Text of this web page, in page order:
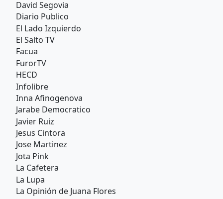
David Segovia
Diario Publico
El Lado Izquierdo
El Salto TV
Facua
FurorTV
HECD
Infolibre
Inna Afinogenova
Jarabe Democratico
Javier Ruiz
Jesus Cintora
Jose Martinez
Jota Pink
La Cafetera
La Lupa
La Opinión de Juana Flores